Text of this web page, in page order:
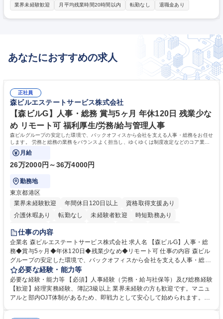
ている当社にて、飲食店やアパレル店舗に出店いただけるよう企画・提案
の拡大を目指しています！グループ企業は13社！社員数約900名の上越エ
リアではかなり大きいグループ企業。上越市のインフラを支えるマルケー
グループの一員としてご活躍を期待します。 募集職種 上越市／直江津シ
ョッピングセンター等のテナント募集業務／未経験OK
業界未経験歓迎 月平均残業時間20時間以内 転勤なし 退職金あり
あなたにおすすめの求人
正社員
森ビルエステートサービス株式会社
【森ビルG】人事・総務 賞与5ヶ月 年休120日 残業少な
め リモート可 福利厚生/労務/給与管理人事
森ビルグループの安定した環境で、バックオフィスから会社を支える人事・総務をお任せ
します。 労務と総務の業務をバランスよく担当し、ゆくゆくは制度改定などのコア業務
にも挑戦できる、やりがいある環境です。
月給
26万2000円～36万4000円
勤務地
東京都港区
業界未経験歓迎
年間休日120日以上
資格取得支援あり
介護休暇あり
転勤なし 未経験者歓迎
時短勤務あり
経験者歓迎
完全週休2日制
交通費支給 長期歓迎 駅近5分以内 土日祝休み
仕事の内容
企業名 森ビルエステートサービス株式会社 求人名 【森ビルG】人事・総
務◆賞与5ヶ月◆年休120日◆残業少なめ◆リモート可 仕事の内容 森ビル
グループの安定した環境で、バックオフィスから会社を支える人事・総務
をお任せします。 労務と総務の業務をバランスよく担当し、ゆくゆくは制
度改定などのコア業務にも挑戦できる、やりがいある環境です。 ■勤怠管
理、給与計算、社会保険手続き、年末調整等の労務管理全般 ■入退社手続
き、社内規定の改定や人事制度改定などのコア業務 ■社内イベントの企画
必要な経験・能力等
必要な経験・能力等 【必須】人事経験（労務・給与社保等）及び総務経験
【歓迎】経理実務経験、簿記3級以上 業界未経験の方も歓迎です。マニュ
アルと部内OJT体制があるため、即戦力として安心して始められます。